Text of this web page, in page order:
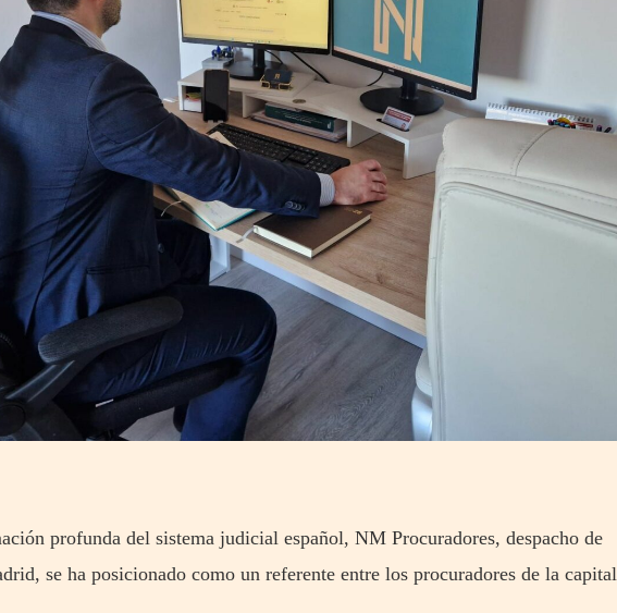
profunda del sistema judicial español, NM Procuradores, despacho de
se ha posicionado como un referente entre los procuradores de la capital